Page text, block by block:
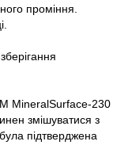
проміння.
MineralSurface-230
змішуватися з
підтверджена